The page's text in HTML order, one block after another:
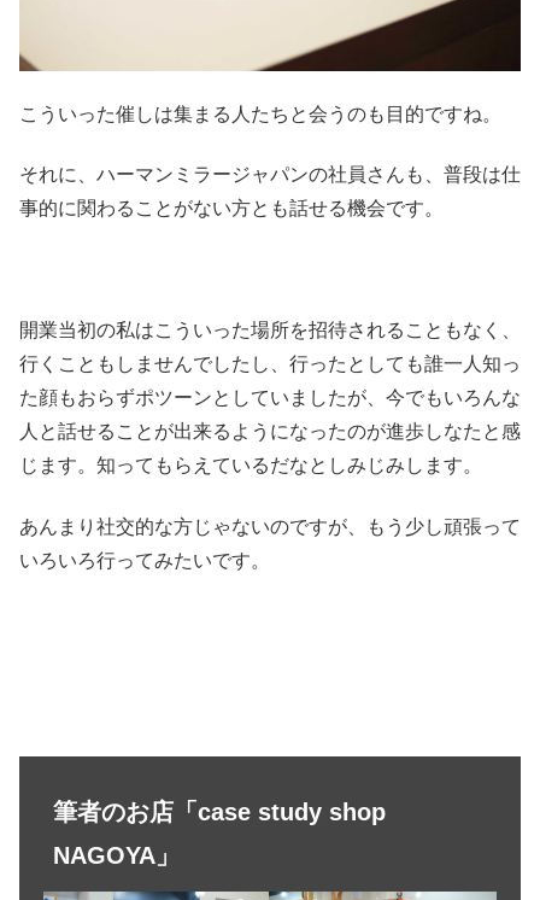
こういった催しは集まる人たちと会うのも目的ですね。
それに、ハーマンミラージャパンの社員さんも、普段は仕
事的に関わることがない方とも話せる機会です。
開業当初の私はこういった場所を招待されることもなく、
行くこともしませんでしたし、行ったとしても誰一人知っ
た顔もおらずポツーンとしていましたが、今でもいろんな
人と話せることが出来るようになったのが進歩しなたと感
じます。知ってもらえているだなとしみじみします。
あんまり社交的な方じゃないのですが、もう少し頑張って
いろいろ行ってみたいです。
筆者のお店「case study shop
NAGOYA」